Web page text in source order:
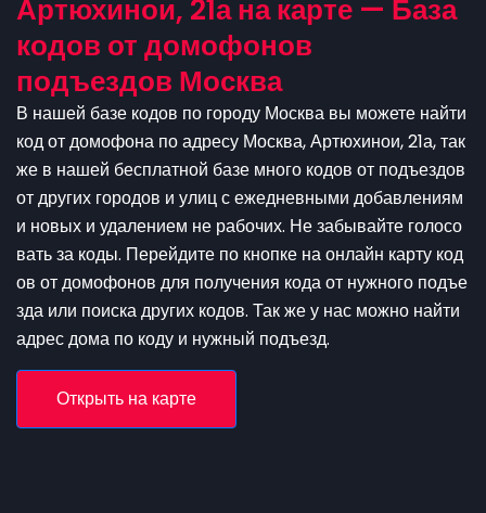
Артюхинои, 21а на карте — База
кодов от домофонов
подъездов Москва
В нашей базе кодов по городу Москва вы можете найти
код от домофона по адресу Москва, Артюхинои, 21а, так
же в нашей бесплатной базе много кодов от подъездов
от других городов и улиц с ежедневными добавлениям
и новых и удалением не рабочих. Не забывайте голосо
вать за коды. Перейдите по кнопке на онлайн карту код
ов от домофонов для получения кода от нужного подъе
зда или поиска других кодов. Так же у нас можно найти
адрес дома по коду и нужный подъезд.
Открыть на карте